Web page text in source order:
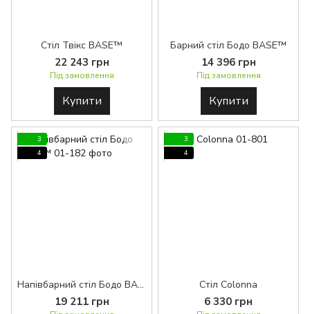
Стіл Твікс BASE™
22 243 грн
Під замовлення
Купити
Барний стіл Бодо BASE™
14 396 грн
Під замовлення
Купити
3
4
Напівбарний стіл Бодо BASE™
19 211 грн
3
4
Стіл Colonna
6 330 грн